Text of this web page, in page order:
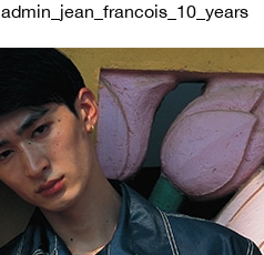
admin_jean_francois_10_years